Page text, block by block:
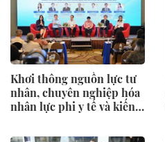
Khơi thông nguồn lực tư
nhân, chuyên nghiệp hóa
nhân lực phi y tế và kiến